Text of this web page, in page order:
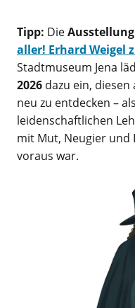
Tipp: DieAusstellung
aller! Erhard Weigel
Stadtmuseum Jena
2026dazu ein, diesen
neu zu entdecken –
leidenschaftlichen
mit Mut, Neugier und
voraus war.